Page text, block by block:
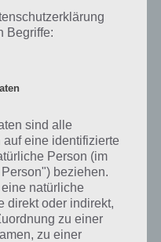
einen Booster
Nitro-Auflader und
nicht, sodass du zu
4 Stunden viel
hast. So kannst du aus
profitieren.
manchmal sinnvoll sein,
Zeit unterbieten musst und
würdest.
Begriffe:
sind alle
auf eine identifizierte
Person (im
beziehen.
natürliche
direkt oder indirekt,
zu einer
zu einer